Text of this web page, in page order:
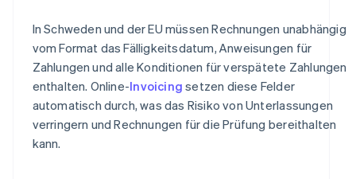
In Schweden und der EU müssen Rechnungen unabhängig
vom Format das Fälligkeitsdatum, Anweisungen für
Zahlungen und alle Konditionen für verspätete Zahlungen
enthalten. Online-Invoicing setzen diese Felder
automatisch durch, was das Risiko von Unterlassungen
verringern und Rechnungen für die Prüfung bereithalten
kann.